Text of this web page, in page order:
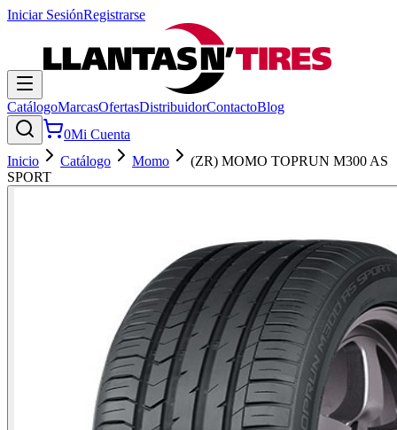
Iniciar SesiónRegistrarse
CatálogoMarcasOfertasDistribuidorContactoBlog
0Mi Cuenta
Inicio
Catálogo Momo
(ZR) MOMO TOPRUN M300 AS
SPORT